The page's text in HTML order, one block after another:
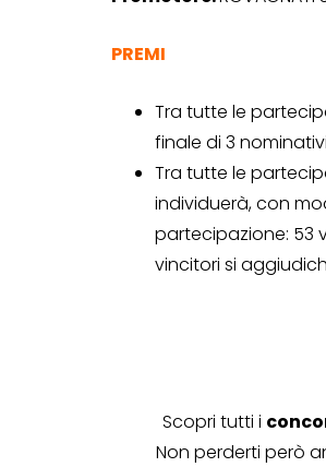
PREMI
Tra tutte le
finale di 3
Tra tutte le
individuerà, con
partecipazione: 53
vincitori si
Scopri tutti i
Non perderti però